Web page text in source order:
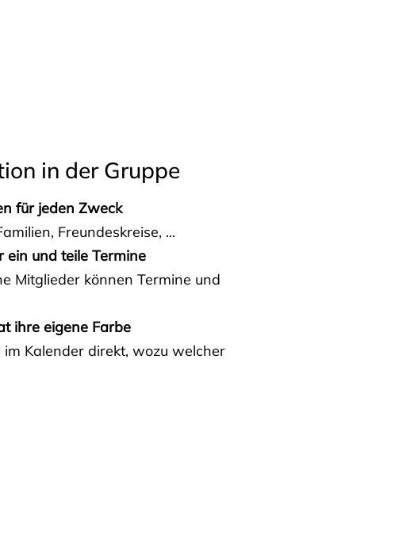
in der Gruppe
für jeden Zweck
Freundeskreise, ...
ein und teile Termine
Mitglieder können Termine und
ihre eigene Farbe
im Kalender direkt, wozu welcher